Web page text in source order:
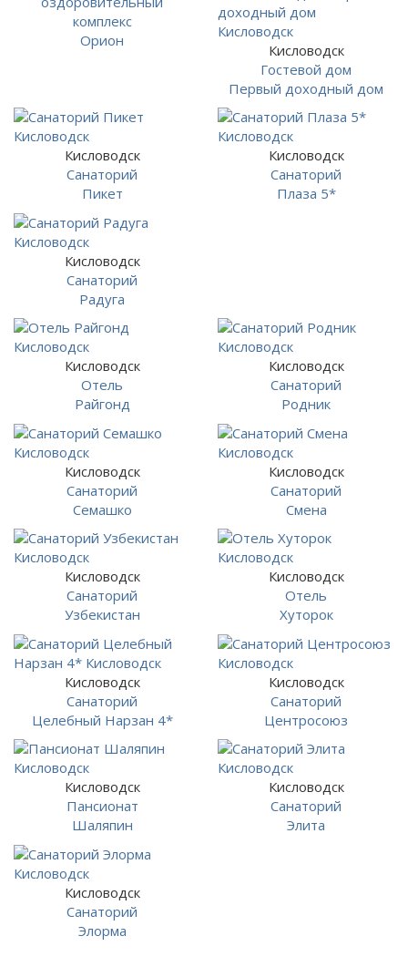
комплекс
Орион
Кисловодск
Гостевой дом
Первый доходный дом
Кисловодск
Санаторий
Пикет
Кисловодск
Санаторий
Плаза 5*
Кисловодск
Санаторий
Радуга
Кисловодск
Отель
Райгонд
Кисловодск
Санаторий
Родник
Кисловодск
Санаторий
Семашко
Кисловодск
Санаторий
Смена
Кисловодск
Санаторий
Узбекистан
Кисловодск
Отель
Хуторок
Кисловодск
Санаторий
Целебный Нарзан 4*
Кисловодск
Санаторий
Центросоюз
Кисловодск
Пансионат
Шаляпин
Кисловодск
Санаторий
Элита
Кисловодск
Санаторий
Элорма